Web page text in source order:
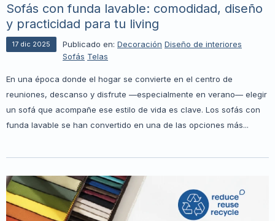
Sofás con funda lavable: comodidad, diseño
y practicidad para tu living
17 dic 2025 Publicado en: Decoración Diseño de interiores
Sofás Telas
En una época donde el hogar se convierte en el centro de
reuniones, descanso y disfrute —especialmente en verano— elegir
un sofá que acompañe ese estilo de vida es clave. Los sofás con
funda lavable se han convertido en una de las opciones más...